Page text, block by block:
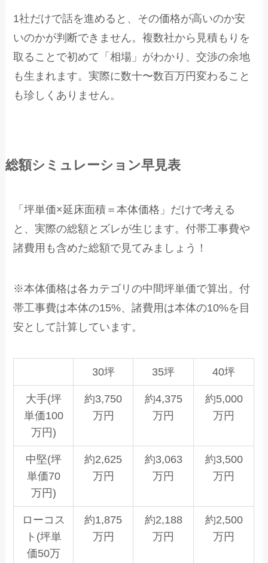
1社だけで話を進めると、その価格が高いのか安
いのかが判断できません。複数社から見積もりを
取ることで初めて「相場」がわかり、交渉の余地
も生まれます。実際に数十〜数百万円変わること
も珍しくありません。
総額シミュレーション早見表
「坪単価×延床面積＝本体価格」だけで考える
と、実際の総額とズレが生じます。付帯工事費や
諸費用も含めた総額で見てみましょう！
※本体価格は各カテゴリの中間坪単価で算出。付
帯工事費は本体の15%、諸費用は本体の10%を目
安として計算しています。
30坪 35坪 40坪
大手(坪
単価100
万円)
約3,750
万円
約4,375
万円
約5,000
万円
中堅(坪
単価70
万円)
約2,625
万円
約3,063
万円
約3,500
万円
ローコス
ト(坪単
価50万
約1,875
万円
約2,188
万円
約2,500
万円